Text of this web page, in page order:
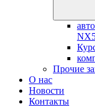
Прочие
О нас
Новости
Контакты